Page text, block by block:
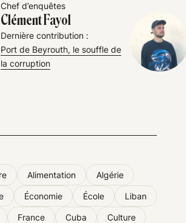
Chef d’enquêtes
Clément Fayol
Dernière contribution :
Port de Beyrouth, le souffle de
la corruption
Alimentation Algérie
Économie École Liban
France Cuba Culture